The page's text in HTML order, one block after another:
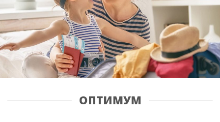
ОПТИМУМ